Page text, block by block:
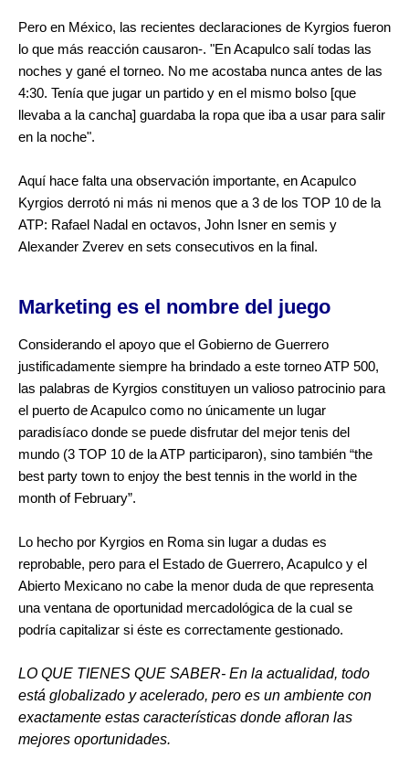
Pero en México, las recientes declaraciones de Kyrgios fueron
lo que más reacción causaron-. "En Acapulco salí todas las
noches y gané el torneo. No me acostaba nunca antes de las
4:30. Tenía que jugar un partido y en el mismo bolso [que
llevaba a la cancha] guardaba la ropa que iba a usar para salir
en la noche".
Aquí hace falta una observación importante, en Acapulco
Kyrgios derrotó ni más ni menos que a 3 de los TOP 10 de la
ATP: Rafael Nadal en octavos, John Isner en semis y
Alexander Zverev en sets consecutivos en la final.
Marketing es el nombre del juego
Considerando el apoyo que el Gobierno de Guerrero
justificadamente siempre ha brindado a este torneo ATP 500,
las palabras de Kyrgios constituyen un valioso patrocinio para
el puerto de Acapulco como no únicamente un lugar
paradisíaco donde se puede disfrutar del mejor tenis del
mundo (3 TOP 10 de la ATP participaron), sino también “the
best party town to enjoy the best tennis in the world in the
month of February”.
Lo hecho por Kyrgios en Roma sin lugar a dudas es
reprobable, pero para el Estado de Guerrero, Acapulco y el
Abierto Mexicano no cabe la menor duda de que representa
una ventana de oportunidad mercadológica de la cual se
podría capitalizar si éste es correctamente gestionado.
LO QUE TIENES QUE SABER- En la actualidad, todo
está globalizado y acelerado, pero es un ambiente con
exactamente estas características donde afloran las
mejores oportunidades.